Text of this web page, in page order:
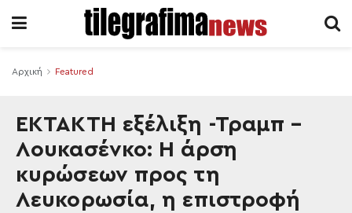
Αρχική Featured
ΕΚΤΑΚΤΗ εξέλιξη -Τραμπ –
Λουκασένκο: Η άρση
κυρώσεων προς τη
Λευκορωσία, η επιστροφή